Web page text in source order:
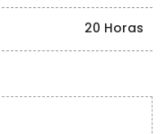
20 Horas